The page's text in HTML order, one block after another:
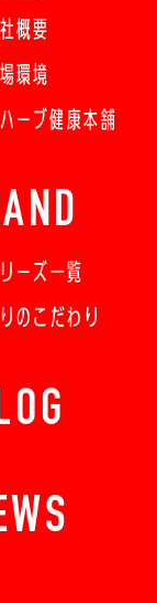
概要
環境
ーブ健康本舗
ーズ一覧
のこだわり